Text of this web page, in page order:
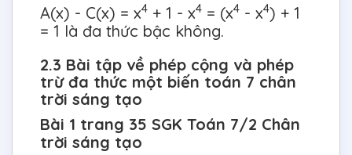
A(x) - C(x) = x4 + 1 - x4 = (x4 - x4) + 1
= 1 là đa thức bậc không.
2.3 Bài tập về phép cộng và phép
trừ đa thức một biến toán 7 chân
trời sáng tạo
Bài 1 trang 35 SGK Toán 7/2 Chân
trời sáng tạo